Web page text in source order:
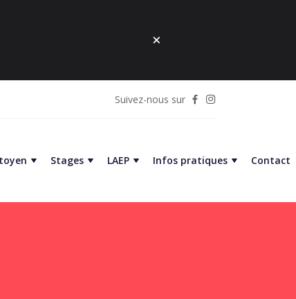
Suivez-nous sur
Stages LAEP Infos pratiques Contact